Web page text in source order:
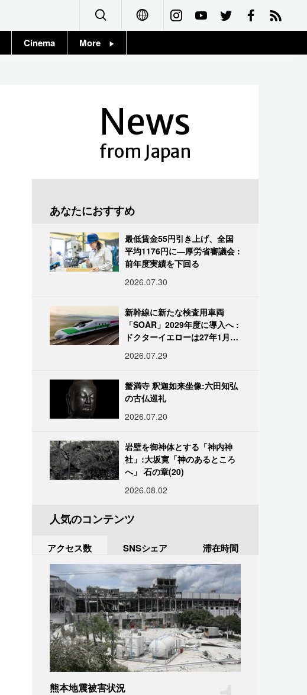
Français
Cinema More
News
from Japan
あなたにおすすめ
最低賃金55円引き上げ、全国
平均1176円に―厚労省審議会 :
前年度実績を下回る
2026.07.30
新幹線に新たな検査用車両
「SOAR」2029年度に導入へ :
ドクターイエローは27年1月に
2026.07.29
蟹満寺 釈迦如来坐像:六田知弘
の古仏巡礼
2026.07.20
岩壁を御神体とする「神内神
社」:大坂寛「神のあるところ
へ」 石の章(20)
2026.08.02
人気のコンテンツ
アクセス数 SNSシェア 滞在時間
熊本地震被害状況